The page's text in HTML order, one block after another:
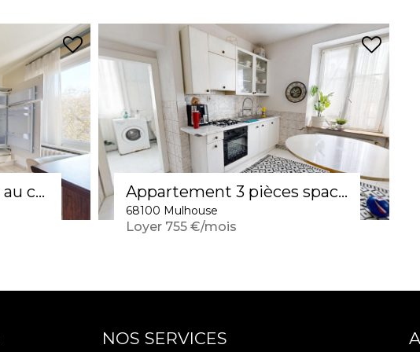
Appartement 3 pièces au calme, au Bâtiment Annulaire, proche gare et tramway Appartement 3 pièces spacieux à louer à Mulhouse
68100 Mulhouse
Loyer 755 €/mois
NOS SERVICES